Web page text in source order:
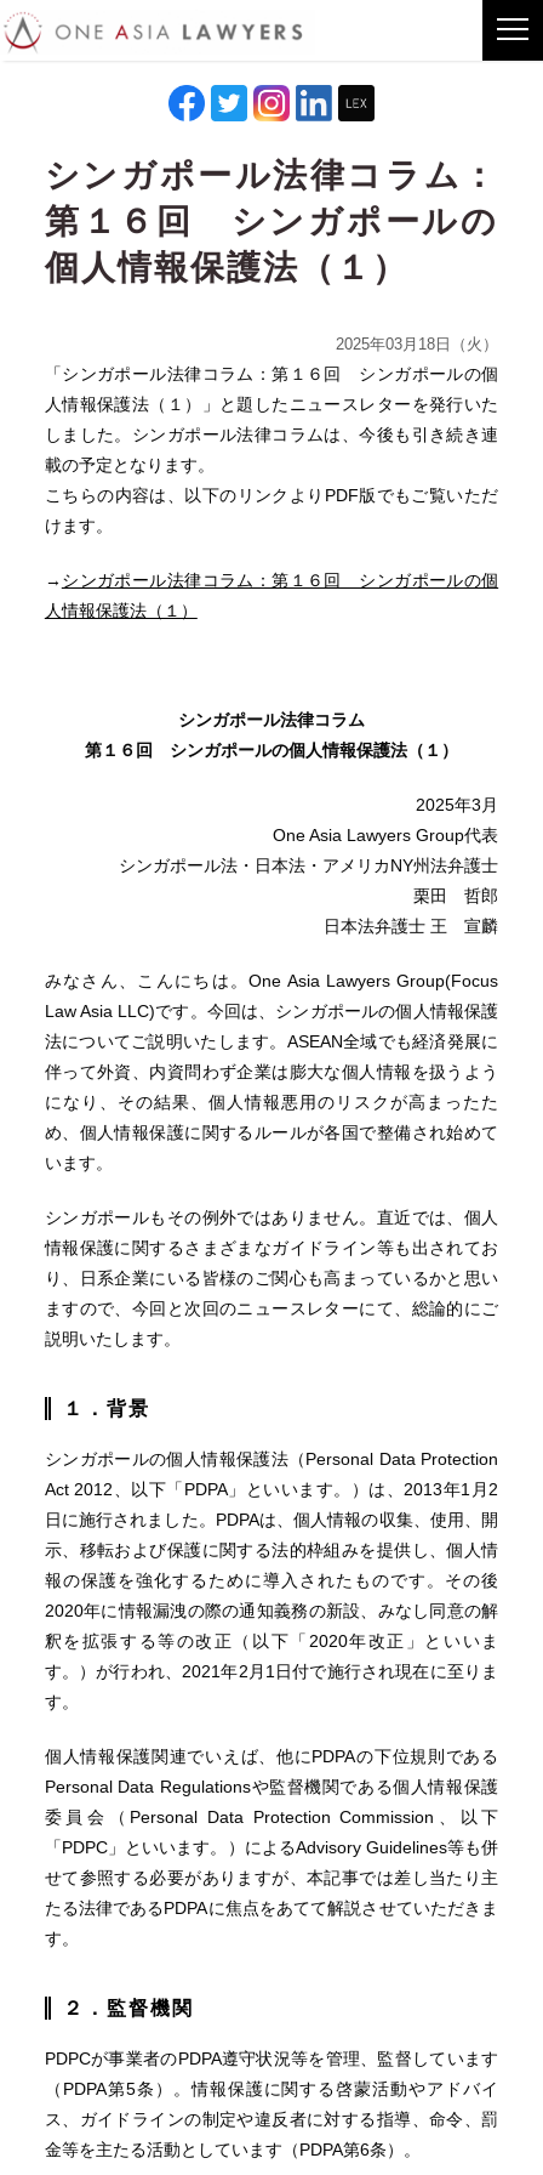
シンガポール法律コラム：
第１６回 シンガポールの
個人情報保護法（１）
2025年03月18日（火）
「シンガポール法律コラム：第１６回 シンガポールの個
人情報保護法（１）」と題したニュースレターを発行いた
しました。シンガポール法律コラムは、今後も引き続き連
載の予定となります。
こちらの内容は、以下のリンクよりPDF版でもご覧いただ
けます。
→ シンガポール法律コラム：第１６回 シンガポールの個
人情報保護法（１）
シンガポール法律コラム
第１６回 シンガポールの個人情報保護法（１）
2025年3月
One Asia Lawyers Group代表
シンガポール法・日本法・アメリカNY州法弁護士
栗田 哲郎
日本法弁護士 王 宣麟
みなさん、こんにちは。One Asia Lawyers Group(Focus
Law Asia LLC)です。今回は、シンガポールの個人情報保護
法についてご説明いたします。ASEAN全域でも経済発展に
伴って外資、内資問わず企業は膨大な個人情報を扱うよう
になり、その結果、個人情報悪用のリスクが高まったた
め、個人情報保護に関するルールが各国で整備され始めて
います。
シンガポールもその例外ではありません。直近では、個人
情報保護に関するさまざまなガイドライン等も出されてお
り、日系企業にいる皆様のご関心も高まっているかと思い
ますので、今回と次回のニュースレターにて、総論的にご
説明いたします。
１．背景
シンガポールの個人情報保護法（Personal Data Protection
Act 2012、以下「PDPA」といいます。）は、2013年1月2
日に施行されました。PDPAは、個人情報の収集、使用、開
示、移転および保護に関する法的枠組みを提供し、個人情
報の保護を強化するために導入されたものです。その後
2020年に情報漏洩の際の通知義務の新設、みなし同意の解
釈を拡張する等の改正（以下「2020年改正」といいま
す。）が行われ、2021年2月1日付で施行され現在に至りま
す。
個人情報保護関連でいえば、他にPDPAの下位規則である
Personal Data Regulationsや監督機関である個人情報保護
委員会（Personal Data Protection Commission、以下
「PDPC」といいます。）によるAdvisory Guidelines等も併
せて参照する必要がありますが、本記事では差し当たり主
たる法律であるPDPAに焦点をあてて解説させていただきま
す。
２．監督機関
PDPCが事業者のPDPA遵守状況等を管理、監督しています
（PDPA第5条）。情報保護に関する啓蒙活動やアドバイ
ス、ガイドラインの制定や違反者に対する指導、命令、罰
金等を主たる活動としています（PDPA第6条）。